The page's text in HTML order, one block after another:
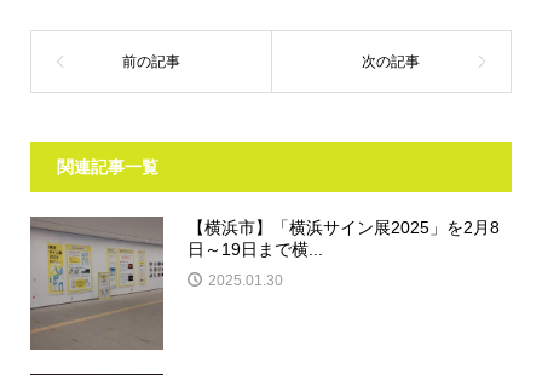
関連記事一覧
【横浜市】「横浜サイン展2025」を2月8
日～19日まで横...
2025.01.30